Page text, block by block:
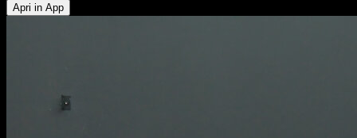
Apri in App